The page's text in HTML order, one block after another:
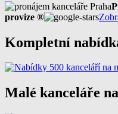
provize ®
Kompletní
Malé kanceláře